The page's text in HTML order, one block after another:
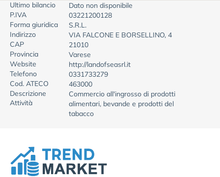
Ultimo bilancio
Dato non disponibile
P.IVA
03221200128
Forma giuridica
S.R.L.
Indirizzo
VIA FALCONE E BORSELLINO, 4
CAP
21010
Provincia
Varese
Website
http://landofseasrl.it
Telefono
0331733279
Cod. ATECO
463000
Descrizione
Attività
Commercio all'ingrosso di prodotti
alimentari, bevande e prodotti del
tabacco